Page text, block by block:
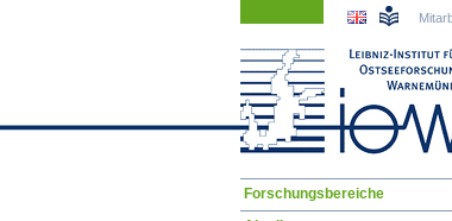
Navigation
überspringen
Forschungsbereiche